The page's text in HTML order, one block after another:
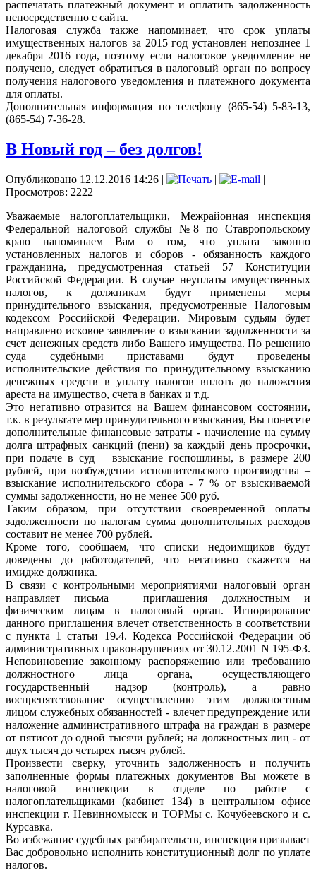
распечатать платежный документ и оплатить задолженность
непосредственно с сайта.
Налоговая служба также напоминает, что срок уплаты
имущественных налогов за 2015 год установлен непозднее 1
декабря 2016 года, поэтому если налоговое уведомление не
получено, следует обратиться в налоговый орган по вопросу
получения налогового уведомления и платежного документа
для оплаты.
Дополнительная информация по телефону (865-54) 5-83-13,
(865-54) 7-36-28.
В Новый год – без долгов!
Опубликовано 12.12.2016 14:26 | |
|
Просмотров: 2222
Уважаемые налогоплательщики, Межрайонная инспекция
Федеральной налоговой службы №8 по Ставропольскому
краю напоминаем Вам о том, что уплата законно
установленных налогов и сборов - обязанность каждого
гражданина, предусмотренная статьей 57 Конституции
Российской Федерации. В случае неуплаты имущественных
налогов, к должникам будут применены меры
принудительного взыскания, предусмотренные Налоговым
кодексом Российской Федерации. Мировым судьям будет
направлено исковое заявление о взыскании задолженности за
счет денежных средств либо Вашего имущества. По решению
суда судебными приставами будут проведены
исполнительские действия по принудительному взысканию
денежных средств в уплату налогов вплоть до наложения
ареста на имущество, счета в банках и т.д.
Это негативно отразится на Вашем финансовом состоянии,
т.к. в результате мер принудительного взыскания, Вы понесете
дополнительные финансовые затраты - начисление на сумму
долга штрафных санкций (пени) за каждый день просрочки,
при подаче в суд – взыскание госпошлины, в размере 200
рублей, при возбуждении исполнительского производства –
взыскание исполнительского сбора - 7 % от взыскиваемой
суммы задолженности, но не менее 500 руб.
Таким образом, при отсутствии своевременной оплаты
задолженности по налогам сумма дополнительных расходов
составит не менее 700 рублей.
Кроме того, сообщаем, что списки недоимщиков будут
доведены до работодателей, что негативно скажется на
имидже должника.
В связи с контрольными мероприятиями налоговый орган
направляет письма – приглашения должностным и
физическим лицам в налоговый орган. Игнорирование
данного приглашения влечет ответственность в соответствии
с пункта 1 статьи 19.4. Кодекса Российской Федерации об
административных правонарушениях от 30.12.2001 N 195-ФЗ.
Неповиновение законному распоряжению или требованию
должностного лица органа, осуществляющего
государственный надзор (контроль), а равно
воспрепятствование осуществлению этим должностным
лицом служебных обязанностей - влечет предупреждение или
наложение административного штрафа на граждан в размере
от пятисот до одной тысячи рублей; на должностных лиц - от
двух тысяч до четырех тысяч рублей.
Произвести сверку, уточнить задолженность и получить
заполненные формы платежных документов Вы можете в
налоговой инспекции в отделе по работе с
налогоплательщиками (кабинет 134) в центральном офисе
инспекции г. Невинномысск и ТОРМы с. Кочубеевского и с.
Курсавка.
Во избежание судебных разбирательств, инспекция призывает
Вас добровольно исполнить конституционный долг по уплате
налогов.